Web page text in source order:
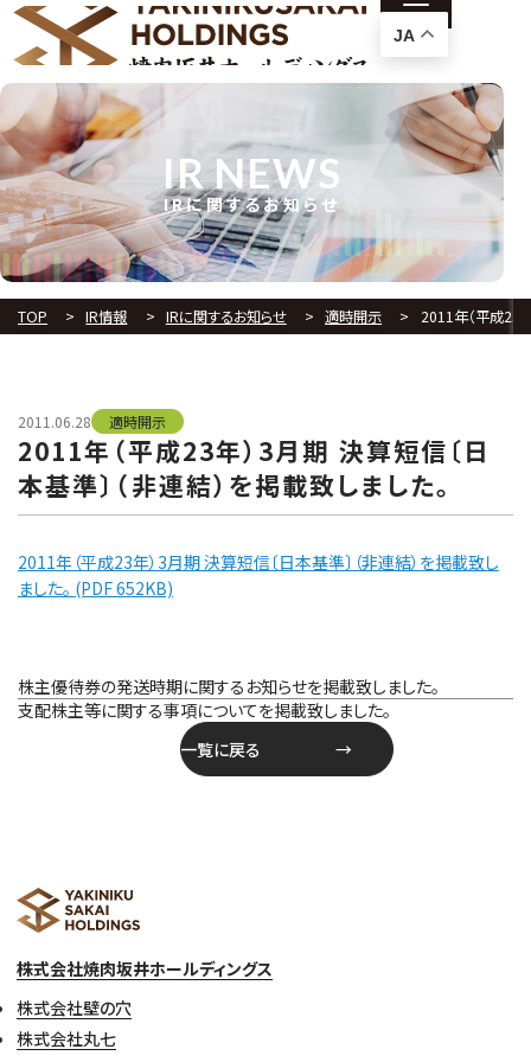
IRに関するお知らせ
IR NEWS
TOP IR情報 IRに関するお知らせ 適時開示 2011年（平成23
2011.06.28 適時開示
2011年（平成23年）3月期 決算短信〔日
本基準〕（非連結）を掲載致しました。
2011年（平成23年）3月期 決算短信〔日本基準〕（非連結）を掲載致し
ました。 (PDF 652KB)
投
稿
株主優待券の発送時期に関するお知らせを掲載致しました。
支配株主等に関する事項についてを掲載致しました。
一覧に戻る
株式会社焼肉坂井ホールディングス
株式会社壁の穴
株式会社丸七
JA